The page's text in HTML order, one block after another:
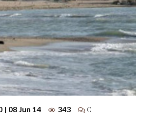
| 08 Jun 14 343 0